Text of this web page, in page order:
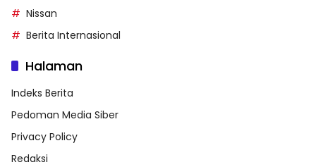
Nissan
Berita Internasional
Halaman
Indeks Berita
Pedoman Media Siber
Privacy Policy
Redaksi